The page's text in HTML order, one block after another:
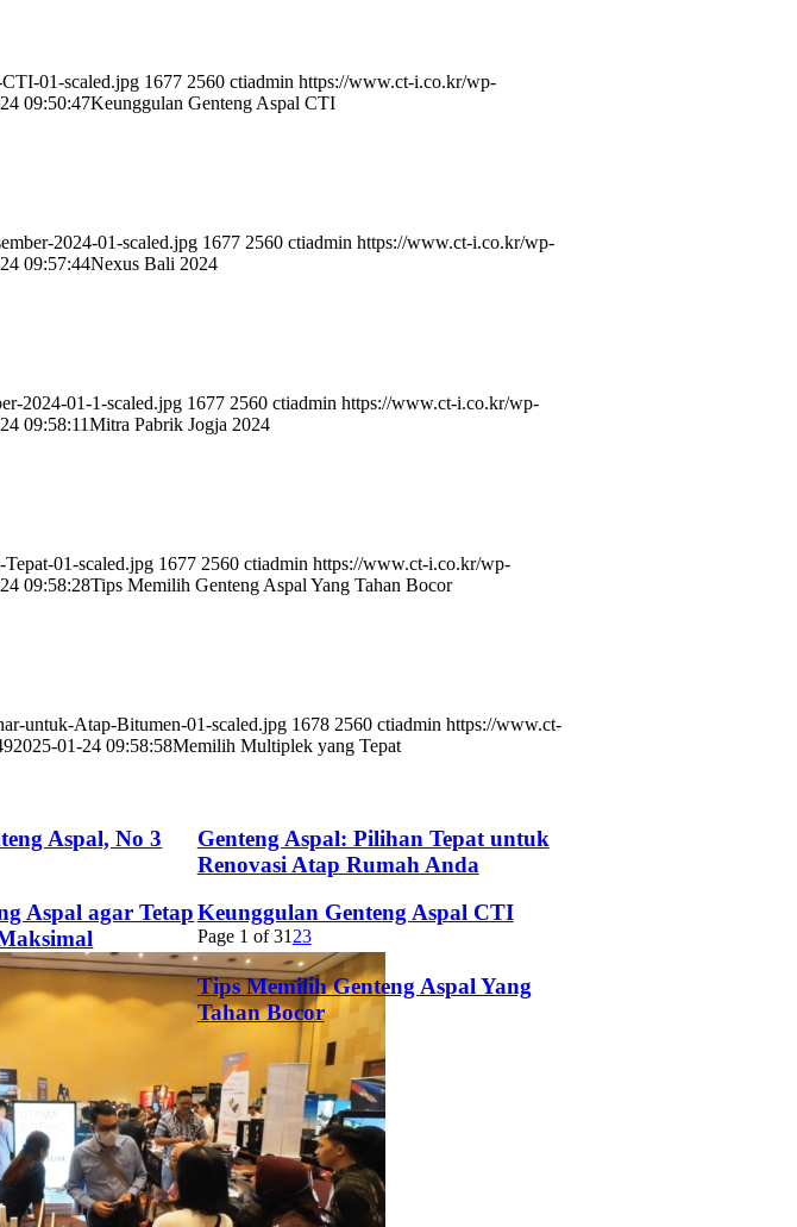
01-scaled.jpg 1677 2560 ctiadmin https://www.ct-i.co.kr/wp-
09:50:47Keunggulan Genteng Aspal CTI
2024-01-scaled.jpg 1677 2560 ctiadmin https://www.ct-i.co.kr/wp-
09:57:44Nexus Bali 2024
2024-01-1-scaled.jpg 1677 2560 ctiadmin https://www.ct-i.co.kr/wp-
09:58:11Mitra Pabrik Jogja 2024
01-scaled.jpg 1677 2560 ctiadmin https://www.ct-i.co.kr/wp-
09:58:28Tips Memilih Genteng Aspal Yang Tahan Bocor
untuk-Atap-Bitumen-01-scaled.jpg 1678 2560 ctiadmin https://www.ct-
2025-01-24 09:58:58Memilih Multiplek yang Tepat
Aspal, No 3
Genteng Aspal: Pilihan Tepat untuk
Renovasi Atap Rumah Anda
Aspal agar TetapKeunggulan Genteng Aspal CTI
Tips Memilih Genteng Aspal Yang
Tahan Bocor
Page 1 of 31 23